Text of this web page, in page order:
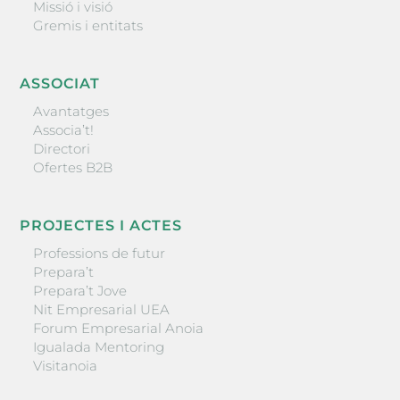
Missió i visió
Gremis i entitats
ASSOCIAT
Avantatges
Associa’t!
Directori
Ofertes B2B
PROJECTES I ACTES
Professions de futur
Prepara’t
Prepara’t Jove
Nit Empresarial UEA
Forum Empresarial Anoia
Igualada Mentoring
Visitanoia